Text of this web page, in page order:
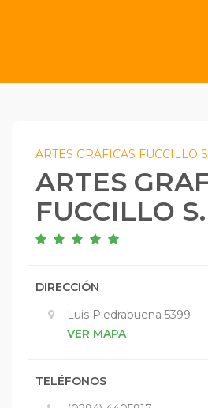
ARTES GRAFICAS FUCCILLO
ARTES
FUCCILLO
DIRECCIÓN
Luis Piedrabuena 5399
VER MAPA
TELÉFONOS